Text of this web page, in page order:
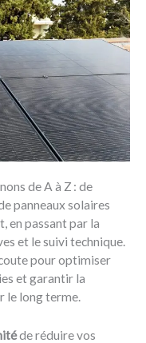
de A à Z : de
panneaux solaires
en passant par la
et le suivi technique.
pour optimiser
et garantir la
le long terme.
de réduire vos